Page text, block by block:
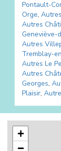
Pontault-
Orge, Autres
Autres
Geneviève-
Autres
Tremblay-
Autres Le
Autres
Georges,
Plaisir,
+
−